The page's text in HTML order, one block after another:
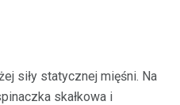
siły statycznej mięśni. Na
skałkowa i